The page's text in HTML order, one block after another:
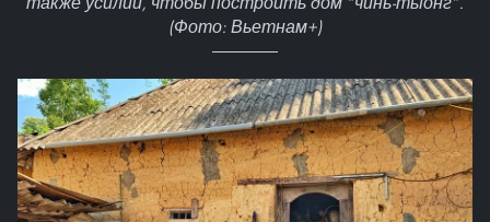
(Фото: Вьетнам+)